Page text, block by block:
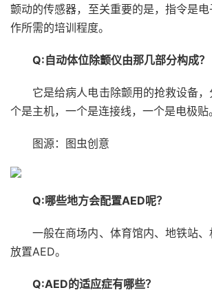
颤动的传感器，至关重要的是，指令是
作所需的培训程度。
Q:自动体位除颤仪由那几部分构成？
它是给病人电击除颤用的抢救设备
个是主机，一个是连接线，一个是电极贴。
图源：图虫创意
Q:哪些地方会配置AED呢？
一般在商场内、体育馆内、地铁站
放置AED。
Q:AED的适应症有哪些？